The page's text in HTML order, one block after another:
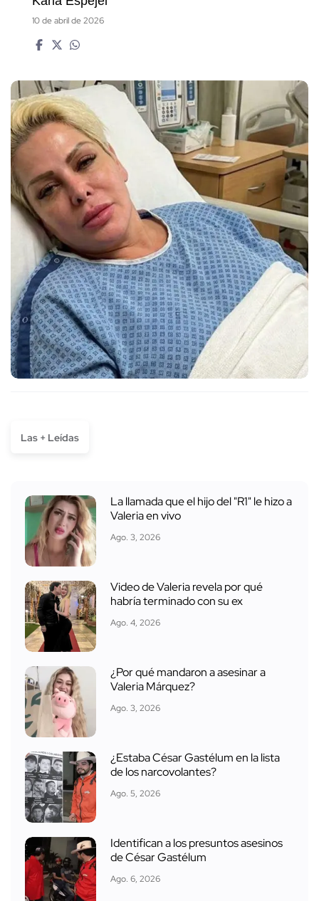
10 de abril de 2026
Las + Leídas
La llamada que el hijo del "R1" le hizo a
Valeria en vivo
Ago. 3, 2026
Video de Valeria revela por qué
habría terminado con su ex
Ago. 4, 2026
¿Por qué mandaron a asesinar a
Valeria Márquez?
Ago. 3, 2026
¿Estaba César Gastélum en la lista
de los narcovolantes?
Ago. 5, 2026
Identifican a los presuntos asesinos
de César Gastélum
Ago. 6, 2026